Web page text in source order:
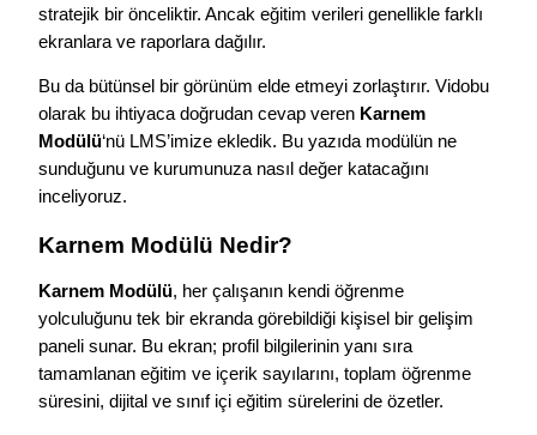
stratejik bir önceliktir. Ancak eğitim verileri genellikle farklı
ekranlara ve raporlara dağılır.
Bu da bütünsel bir görünüm elde etmeyi zorlaştırır. Vidobu
olarak bu ihtiyaca doğrudan cevap veren Karnem
Modülü‘nü LMS’imize ekledik. Bu yazıda modülün ne
sunduğunu ve kurumunuza nasıl değer katacağını
inceliyoruz.
Karnem Modülü Nedir?
Karnem Modülü, her çalışanın kendi öğrenme
yolculuğunu tek bir ekranda görebildiği kişisel bir gelişim
paneli sunar. Bu ekran; profil bilgilerinin yanı sıra
tamamlanan eğitim ve içerik sayılarını, toplam öğrenme
süresini, dijital ve sınıf içi eğitim sürelerini de özetler.